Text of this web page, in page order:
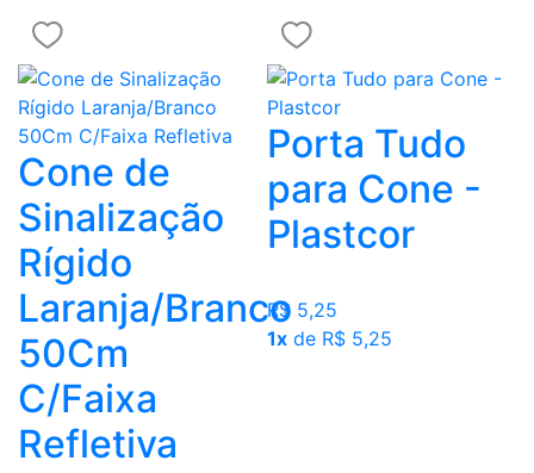
Cone de
Sinalização
Rígido
Laranja/Branco
50Cm
C/Faixa
Refletiva
Porta Tudo
para Cone -
Plastcor
R$ 5,25
1x de R$ 5,25